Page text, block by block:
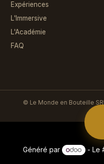
Expériences
L'Immersive
L'Académie
FAQ
© Le Monde en Bouteille
Généré par - Le